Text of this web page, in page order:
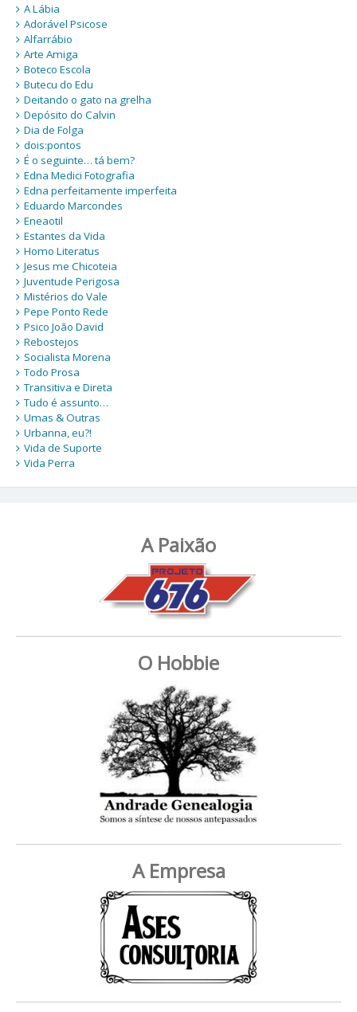
A Lábia
Adorável Psicose
Alfarrábio
Arte Amiga
Boteco Escola
Butecu do Edu
Deitando o gato na grelha
Depósito do Calvin
Dia de Folga
dois:pontos
É o seguinte… tá bem?
Edna Medici Fotografia
Edna perfeitamente imperfeita
Eduardo Marcondes
Eneaotil
Estantes da Vida
Homo Literatus
Jesus me Chicoteia
Juventude Perigosa
Mistérios do Vale
Pepe Ponto Rede
Psico João David
Rebostejos
Socialista Morena
Todo Prosa
Transitiva e Direta
Tudo é assunto…
Umas & Outras
Urbanna, eu?!
Vida de Suporte
Vida Perra
A Paixão
O Hobbie
A Empresa